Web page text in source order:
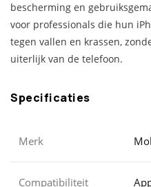
bescherming en
voor professionals die hun
tegen vallen en krassen,
uiterlijk van de telefoon.
Specificaties
Merk
Compatibiliteit